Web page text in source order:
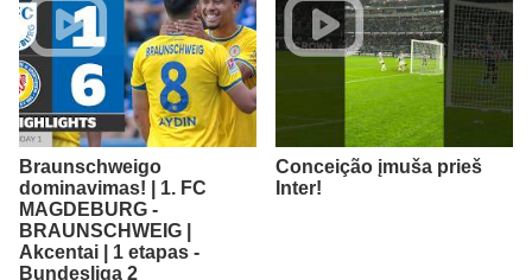
Braunschweigo
dominavimas! | 1. FC
MAGDEBURG -
BRAUNSCHWEIG |
Akcentai | 1 etapas -
Bundesliga 2
Conceição įmuša prieš
Inter!